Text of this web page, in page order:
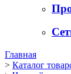
Главная
> Каталог